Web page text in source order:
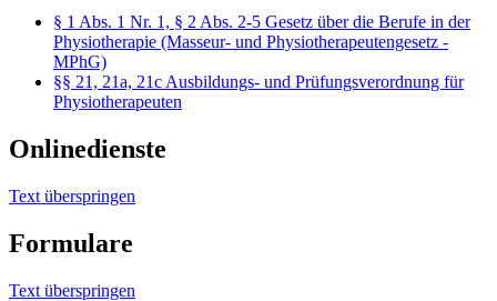
§ 1 Abs. 1 Nr. 1, § 2 Abs. 2-5 Gesetz über die Berufe in der
Physiotherapie (Masseur- und Physiotherapeutengesetz -
MPhG)
§§ 21, 21a, 21c Ausbildungs- und Prüfungsverordnung für
Physiotherapeuten
Onlinedienste
Text überspringen
Formulare
Text überspringen